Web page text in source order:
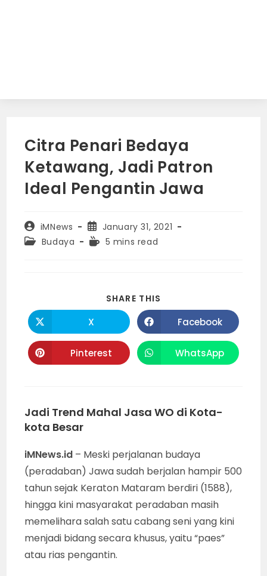
Citra Penari Bedaya
Ketawang, Jadi Patron
Ideal Pengantin Jawa
Post
author:
iMNews
Post
published:
January 31, 2021
PostBudaya
Reading
5 mins read
SHARE THIS
Opens
in
a
new
window
X Opens
in
a
new
window
Facebook
Opens
in
Pinterest Opens
in
WhatsApp
Jadi Trend Mahal Jasa WO di Kota-
kota Besar
iMNews.id – Meski perjalanan budaya
(peradaban) Jawa sudah berjalan hampir 500
tahun sejak Keraton Mataram berdiri (1588),
hingga kini masyarakat peradaban masih
memelihara salah satu cabang seni yang kini
menjadi bidang secara khusus, yaitu “paes”
atau rias pengantin.